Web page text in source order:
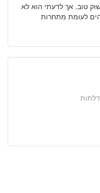
טוב. אך לדעתי הוא לא
לעומת מתחרות